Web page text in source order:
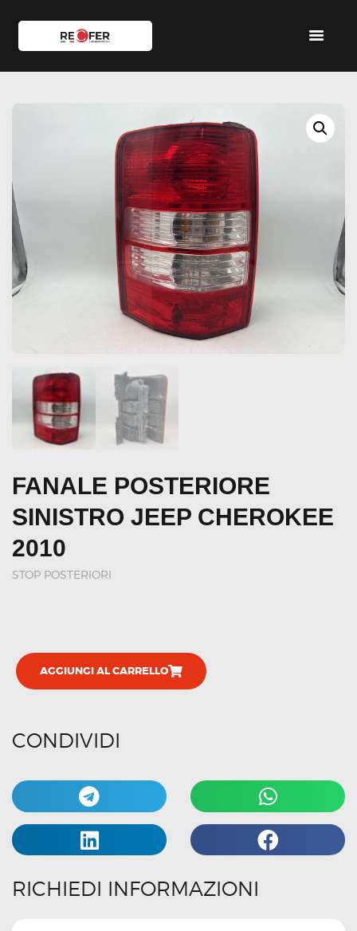
HOME
CONTATTI
ACCOUNT
FANALE POSTERIORE
SINISTRO JEEP CHEROKEE
2010
STOP POSTERIORI
AGGIUNGI AL CARRELLO
CONDIVIDI
RICHIEDI INFORMAZIONI